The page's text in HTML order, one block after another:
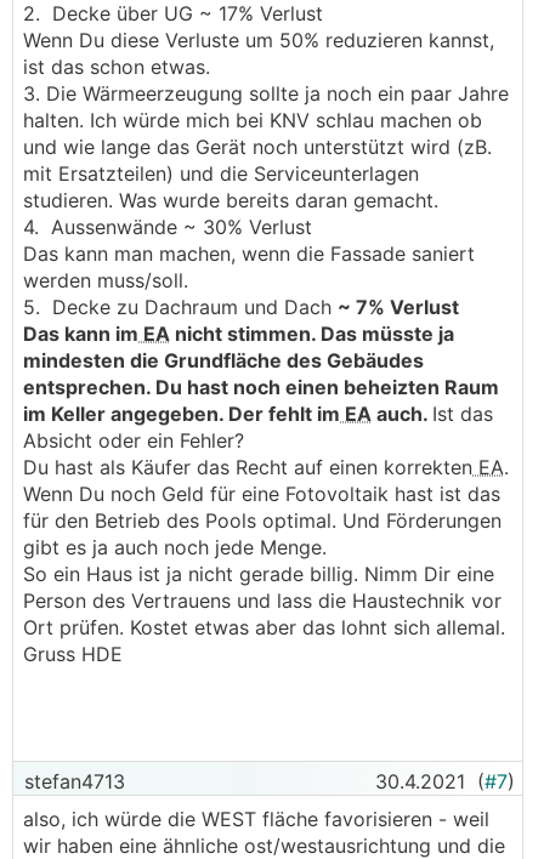
2. Decke über UG ~ 17% Verlust
Wenn Du diese Verluste um 50% reduzieren kannst,
ist das schon etwas.
3. Die Wärmeerzeugung sollte ja noch ein paar Jahre
halten. Ich würde mich bei KNV schlau machen ob
und wie lange das Gerät noch unterstützt wird (zB.
mit Ersatzteilen) und die Serviceunterlagen
studieren. Was wurde bereits daran gemacht.
4. Aussenwände ~ 30% Verlust
Das kann man machen, wenn die Fassade saniert
werden muss/soll.
5. Decke zu Dachraum und Dach ~ 7% Verlust
Das kann im EA nicht stimmen. Das müsste ja
mindesten die Grundfläche des Gebäudes
entsprechen. Du hast noch einen beheizten Raum
im Keller angegeben. Der fehlt im EA auch. Ist das
Absicht oder ein Fehler?
Du hast als Käufer das Recht auf einen korrekten EA.
Wenn Du noch Geld für eine Fotovoltaik hast ist das
für den Betrieb des Pools optimal. Und Förderungen
gibt es ja auch noch jede Menge.
So ein Haus ist ja nicht gerade billig. Nimm Dir eine
Person des Vertrauens und lass die Haustechnik vor
Ort prüfen. Kostet etwas aber das lohnt sich allemal.
Gruss HDE
stefan4713 30.4.2021 (#7)
also, ich würde die WEST fläche favorisieren - weil
wir haben eine ähnliche ost/westausrichtung und die